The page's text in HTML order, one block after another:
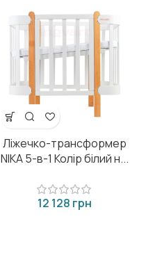
Ліжечко-трансформер
NIKA 5-в-1 Колір білий н...
грн